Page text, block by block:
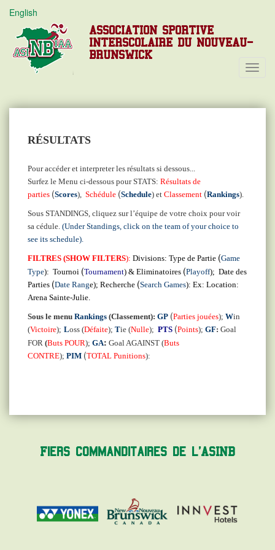
English
ASSOCIATION SPORTIVE
INTERSCOLAIRE DU NOUVEAU-
BRUNSWICK
RÉSULTATS
Pour accéder et interpreter les résultats si dessous...
Surfez le Menu ci-dessous pour STATS: Résultats de
parties (Scores), Schédule (Schedule) et Classement (Rankings).
Sous STANDINGS, cliquez sur l’équipe de votre choix pour voir
sa cédule. (Under Standings, click on the team of your choice to
see its schedule).
FILTRES (SHOW FILTERS): Divisions: Type de Partie (Game
Type): Tournoi (Tournament) & Eliminatoires (Playoff); Date des
Parties (Date Range); Recherche (Search Games): Ex: Location:
Arena Sainte-Julie.
Sous le menu Rankings (Classement): GP (Parties jouées); Win
(Victoire); Loss (Défaite); Tie (Nulle); PTS (Points); GF: Goal
FOR (Buts POUR); GA: Goal AGAINST (Buts
CONTRE); PIM (TOTAL Punitions):
Fiers commanditaires de l'ASINB